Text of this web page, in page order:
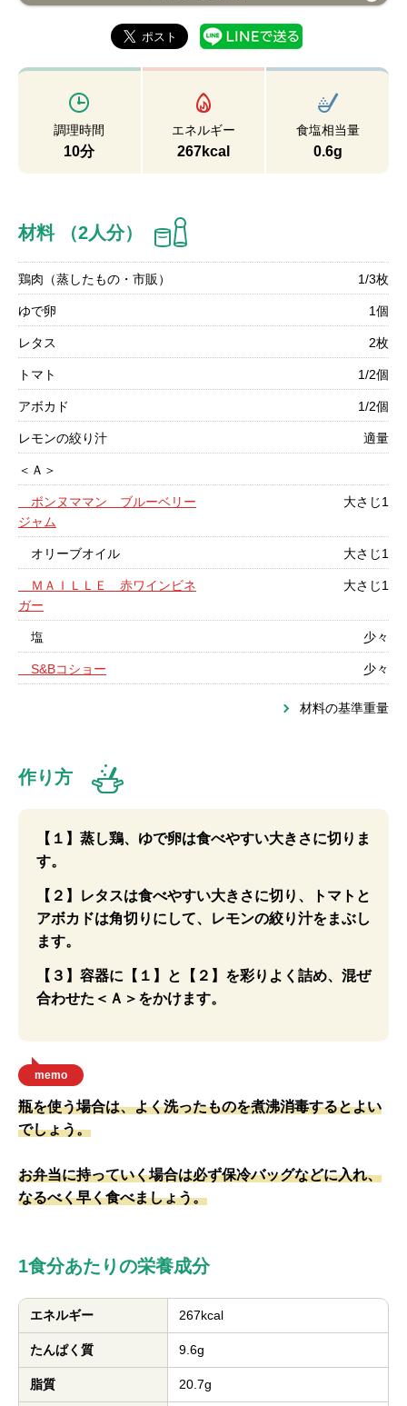
調理時間
10分
エネルギー
267kcal
食塩相当量
0.6g
材料 （2人分）
鶏肉（蒸したもの・市販） 1/3枚
ゆで卵 1個
レタス 2枚
トマト 1/2個
アボカド 1/2個
レモンの絞り汁 適量
＜Ａ＞
ボンヌママン ブルーベリー
ジャム
大さじ1
オリーブオイル 大さじ1
ＭＡＩＬＬＥ 赤ワインビネ
ガー
大さじ1
塩 少々
S&Bコショー 少々
材料の基準重量
作り方
【１】蒸し鶏、ゆで卵は食べやすい大きさに切りま
す。
【２】レタスは食べやすい大きさに切り、トマトと
アボカドは角切りにして、レモンの絞り汁をまぶし
ます。
【３】容器に【１】と【２】を彩りよく詰め、混ぜ
合わせた＜Ａ＞をかけます。
memo
瓶を使う場合は、よく洗ったものを煮沸消毒するとよい
でしょう。
お弁当に持っていく場合は必ず保冷バッグなどに入れ、
なるべく早く食べましょう。
1食分あたりの栄養成分
エネルギー 267kcal
たんぱく質 9.6g
脂質 20.7g